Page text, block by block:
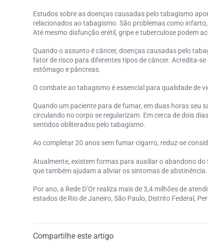
Estudos sobre asdoenças causadas pelo tabagismo a
relacionados aotabagismo. São problemas como
Até mesmo disfunção erétil, gripe e tuberculose podem
Quando o assunto é câncer,doenças causadas pelo
fator de risco para diferentes tipos de câncer. Acredita-
estômago e pâncreas.
O combate ao tabagismoé essencial para qualidade de
Quando um paciente para de fumar, em duas horas seu
circulando no corpo se regularizam. Em cerca de dois
sentidos obliterados pelotabagismo.
Ao completar 20 anos sem fumar cigarro, reduz-se
Atualmente, existem formas para auxiliar o abandono do
que também ajudam a aliviar os sintomas de
Por ano, a Rede D’Or realiza mais de 3,4 milhões de
estados de Rio de Janeiro, São Paulo, Distrito Federal,
Compartilhe este artigo